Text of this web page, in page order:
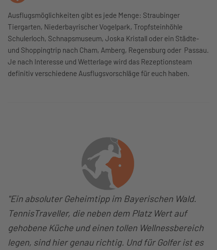
Ausflugsmöglichkeiten gibt es jede Menge: Straubinger
Tiergarten, Niederbayrischer Vogelpark, Tropfsteinhöhle
Schulerloch, Schnapsmuseum, Joska Kristall oder ein Städte-
und Shoppingtrip nach Cham, Amberg, Regensburg oder Passau.
Je nach Interesse und Wetterlage wird das Rezeptionsteam
definitiv verschiedene Ausflugsvorschläge für euch haben.
"Ein absoluter Geheimtipp im Bayerischen Wald.
TennisTraveller, die neben dem Platz Wert auf
gehobene Küche und einen tollen Wellnessbereich
legen, sind hier genau richtig. Und für Golfer ist es